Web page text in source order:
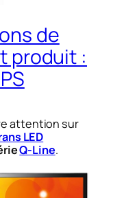
de
produit :
attention sur
LED
Q-Line.